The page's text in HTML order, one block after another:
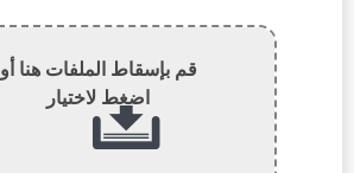
قم بإسقاط الملفات هنا أو
اضغط لاختيار